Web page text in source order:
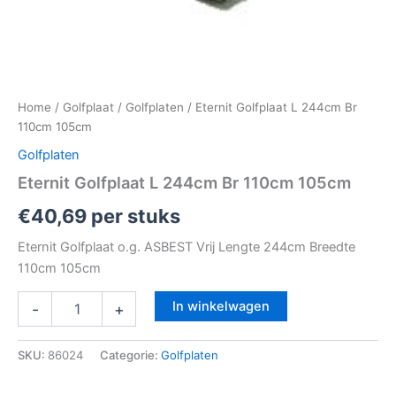
Home / Golfplaat / Golfplaten / Eternit Golfplaat L 244cm Br
110cm 105cm
Golfplaten
Eternit Golfplaat L 244cm Br 110cm 105cm
€40,69 per stuks
Eternit Golfplaat o.g. ASBEST Vrij Lengte 244cm Breedte
110cm 105cm
- + In winkelwagen
SKU: 86024 Categorie: Golfplaten